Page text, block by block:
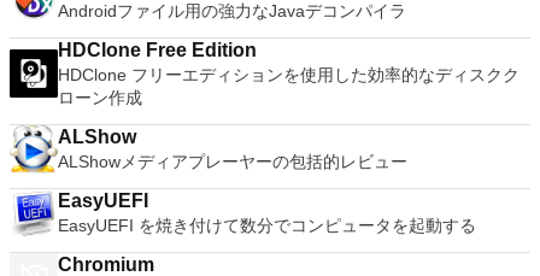
Androidファイル用の強力なJavaデコンパイラ
HDClone Free Edition
HDClone フリーエディションを使用した効率的なディスクク
ローン作成
ALShow
ALShowメディアプレーヤーの包括的レビュー
EasyUEFI
EasyUEFI を焼き付けて数分でコンピュータを起動する
Chromium